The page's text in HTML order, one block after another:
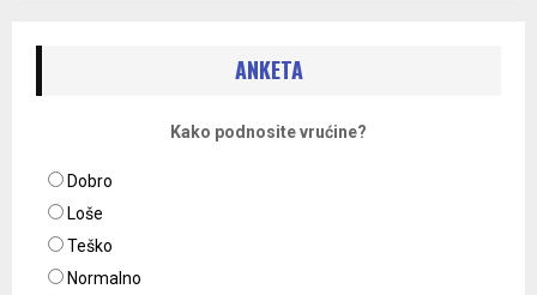
ANKETA
Kako podnosite vrućine?
Dobro
Loše
Teško
Normalno